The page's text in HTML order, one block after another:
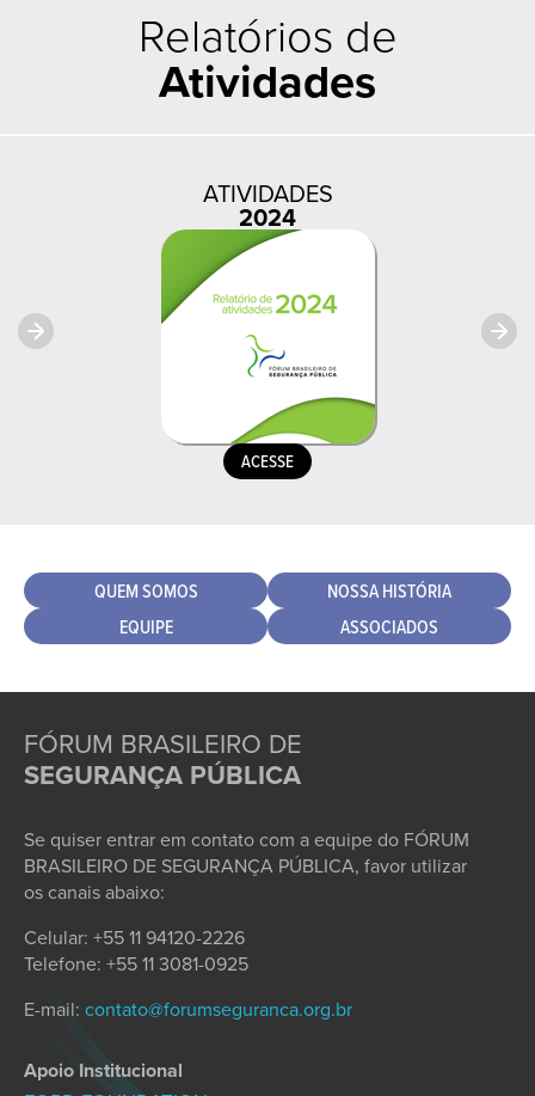
Relatórios de
Atividades
ATIVIDADES
2024
ACESSE
QUEM SOMOS
NOSSA HISTÓRIA
EQUIPE
ASSOCIADOS
FÓRUM BRASILEIRO DE
SEGURANÇA PÚBLICA
Se quiser entrar em contato com a equipe do FÓRUM
BRASILEIRO DE SEGURANÇA PÚBLICA, favor utilizar
os canais abaixo:
Celular: +55 11 94120-2226
Telefone: +55 11 3081-0925
E-mail: contato@forumseguranca.org.br
Apoio Institucional